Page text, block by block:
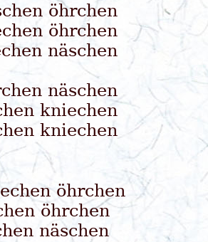
öhrchen
öhrchen
näschen
näschen
kniechen
kniechen
öhrchen
öhrchen
näschen